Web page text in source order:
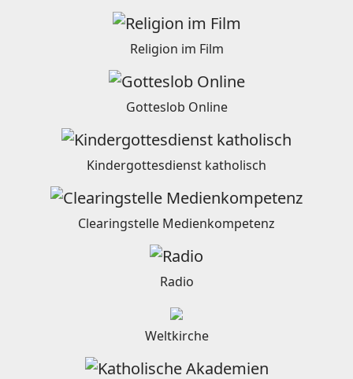
Religion im Film
Gotteslob Online
Kindergottesdienst katholisch
Clearingstelle Medienkompetenz
Radio
Weltkirche